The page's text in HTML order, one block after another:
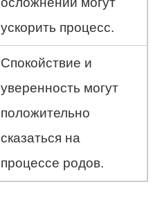
ускорить процесс.
Спокойствие и
уверенность могут
положительно
сказаться на
процессе родов.